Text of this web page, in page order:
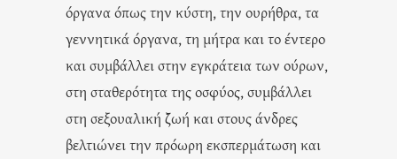
όργανα όπως την κύστη, την ουρήθρα, τα
γεννητικά όργανα, τη μήτρα και το έντερο
και συμβάλλει στην εγκράτεια των ούρων,
στη σταθερότητα της οσφύος, συμβάλλει
στη σεξουαλική ζωή και στους άνδρες
βελτιώνει την πρόωρη εκσπερμάτωση και